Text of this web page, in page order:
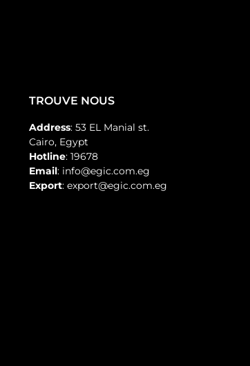
TROUVE NOUS
Address: 53 EL Manial st.
Cairo, Egypt
Hotline: 19678
Email: info@egic.com.eg
Export: export@egic.com.eg